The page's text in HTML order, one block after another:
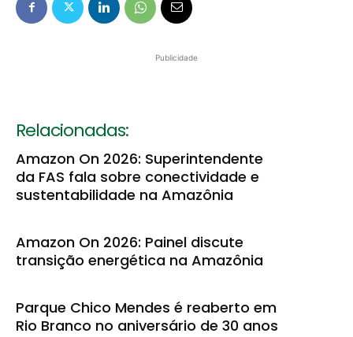
Publicidade
Relacionadas:
Amazon On 2026: Superintendente
da FAS fala sobre conectividade e
sustentabilidade na Amazônia
Amazon On 2026: Painel discute
transição energética na Amazônia
Parque Chico Mendes é reaberto em
Rio Branco no aniversário de 30 anos